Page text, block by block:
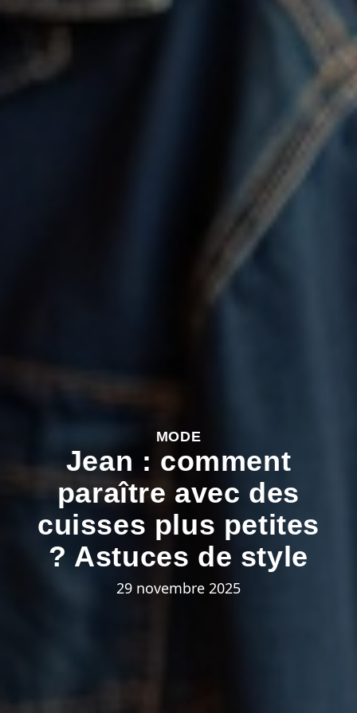
MODE
Jean : comment
paraître avec des
cuisses plus petites
? Astuces de style
29 novembre 2025